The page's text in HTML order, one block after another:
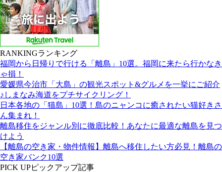
RANKINGランキング
福岡から日帰りで行ける「離島」10選。福岡に来たら行かなき
ゃ損！
愛媛県今治市「大島」の観光スポット&グルメを一挙にご紹介
♪しまなみ海道をプチサイクリング！
日本各地の「猫島」10選！島のニャンコに癒されたい猫好きさ
ん集まれ！
離島移住をジャンル別に徹底比較！あなたに最適な離島を見つ
けよう
【離島の空き家・物件情報】離島へ移住したい方必見！離島の
空き家バンク10選
PICK UPピックアップ記事